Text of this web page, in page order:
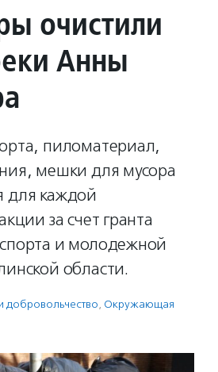
очистили
Анны
пиломатериал,
мешки для мусора
для каждой
за счет гранта
и молодежной
области.
доброволь­чест­во, Окружающая